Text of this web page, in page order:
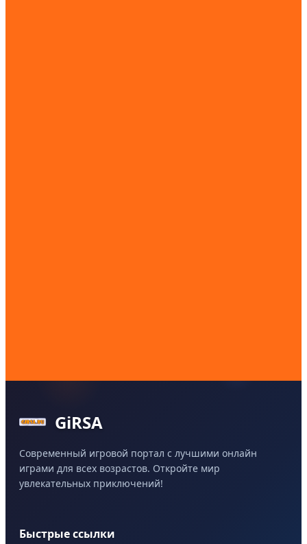
GiRSA
Современный игровой портал с лучшими онлайн
играми для всех возрастов. Откройте мир
увлекательных приключений!
Быстрые ссылки